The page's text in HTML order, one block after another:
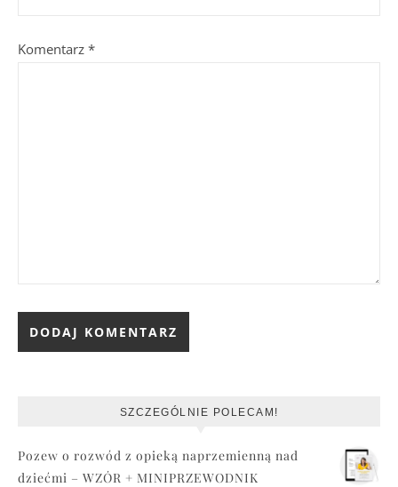
Komentarz *
SZCZEGÓLNIE POLECAM!
Pozew o rozwód z opieką naprzemienną nad
dziećmi – WZÓR + MINIPRZEWODNIK